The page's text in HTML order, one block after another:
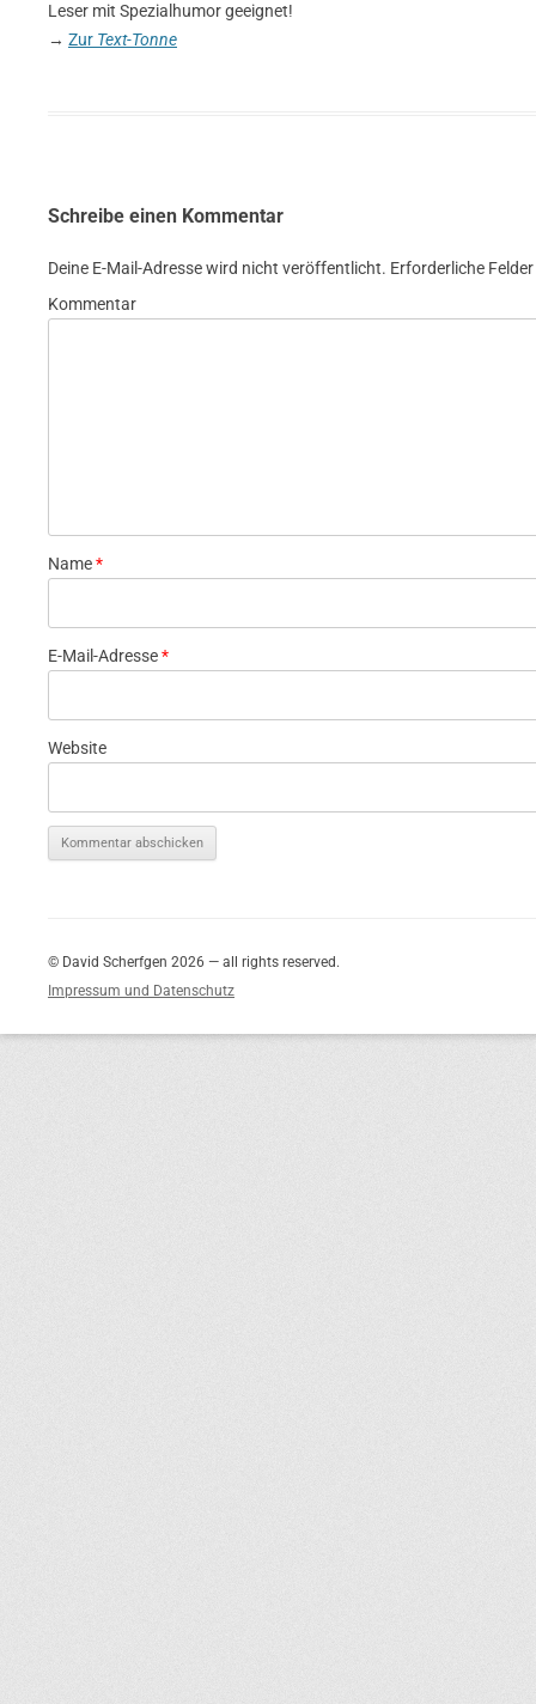
Leser mit Spezialhumor geeignet!
→ Zur Text-Tonne
Schreibe einen Kommentar
Deine E-Mail-Adresse wird nicht veröffentlicht. Erforderliche
Kommentar
Name*
E-Mail-Adresse*
Website
© David Scherfgen 2026 — all rights reserved.
Impressum und Datenschutz